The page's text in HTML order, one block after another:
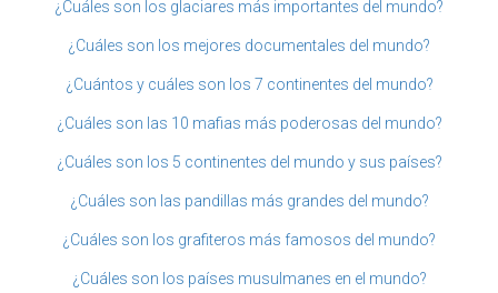
¿Cuáles son los glaciares más importantes del mundo?
¿Cuáles son los mejores documentales del mundo?
¿Cuántos y cuáles son los 7 continentes del mundo?
¿Cuáles son las 10 mafias más poderosas del mundo?
¿Cuáles son los 5 continentes del mundo y sus países?
¿Cuáles son las pandillas más grandes del mundo?
¿Cuáles son los grafiteros más famosos del mundo?
¿Cuáles son los países musulmanes en el mundo?